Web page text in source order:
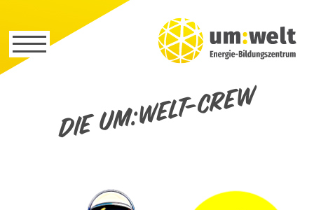
Die um:welt-Crew